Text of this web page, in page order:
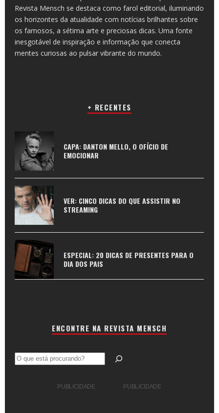
Revista Mensch se destaca como farol editorial, iluminando
os horizontes da atualidade com notícias brilhantes sobre
os famosos, a sétima arte e preciosas dicas. Uma fonte
inesgotável de inspiração e informação que conecta
mentes curiosas ao pulsar vibrante do mundo.
+ RECENTES
CAPA: DANTON MELLO, O OFÍCIO DE
EMOCIONAR
VER: CINCO DICAS DO QUE ASSISTIR NO
STREAMING
ESPECIAL: 20 DICAS DE PRESENTES PARA O
DIA DOS PAIS
ENCONTRE NA REVISTA MENSCH
Pesquisar
PUBLICIDADE PUBLICIDADE